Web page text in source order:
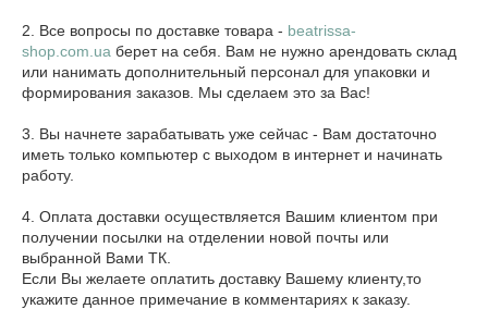
2. Все вопросы по доставке товара - beatrissa-
shop.com.ua берет на себя. Вам не нужно арендовать склад
или нанимать дополнительный персонал для упаковки и
формирования заказов. Мы сделаем это за Вас!
3. Вы начнете зарабатывать уже сейчас - Вам достаточно
иметь только компьютер с выходом в интернет и начинать
работу.
4. Оплата доставки осуществляется Вашим клиентом при
получении посылки на отделении новой почты или
выбранной Вами ТК.
Если Вы желаете оплатить доставку Вашему клиенту,то
укажите данное примечание в комментариях к заказу.